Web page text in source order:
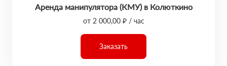
Аренда манипулятора (КМУ) в Колюткино
от 2 000,00 ₽ / час
Заказать